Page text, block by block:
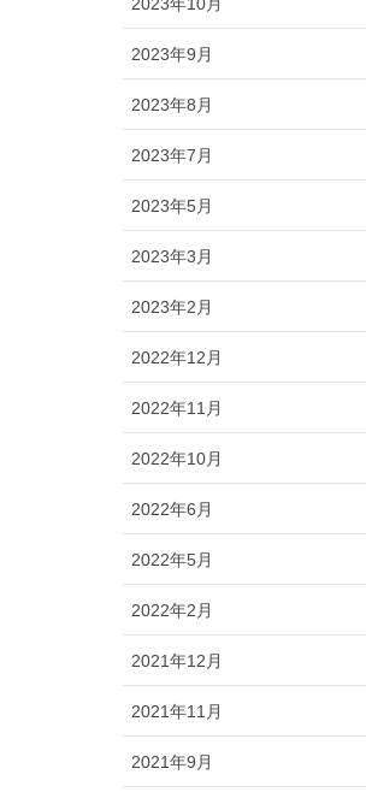
2023年9月
2023年8月
2023年7月
2023年5月
2023年3月
2023年2月
2022年12月
2022年11月
2022年10月
2022年6月
2022年5月
2022年2月
2021年12月
2021年11月
2021年9月